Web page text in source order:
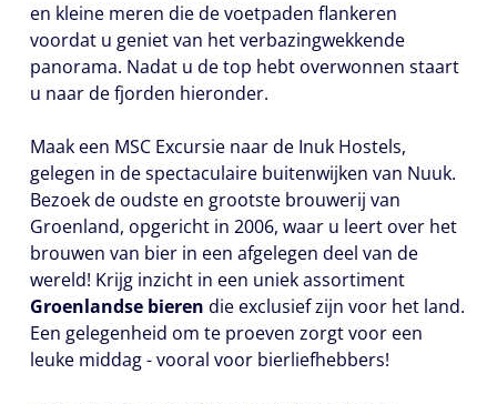
en kleine meren die de voetpaden flankeren
voordat u geniet van het verbazingwekkende
panorama. Nadat u de top hebt overwonnen staart
u naar de fjorden hieronder.
Maak een MSC Excursie naar de Inuk Hostels,
gelegen in de spectaculaire buitenwijken van Nuuk.
Bezoek de oudste en grootste brouwerij van
Groenland, opgericht in 2006, waar u leert over het
brouwen van bier in een afgelegen deel van de
wereld! Krijg inzicht in een uniek assortiment
Groenlandse bieren die exclusief zijn voor het land.
Een gelegenheid om te proeven zorgt voor een
leuke middag - vooral voor bierliefhebbers!